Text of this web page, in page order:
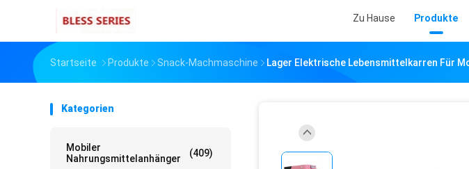
Zu Hause Produkte
Startseite Produkte Snack-Machmaschine Lager Elektrische Lebensmittelkarren Für
Kategorien
Mobiler
Nahrungsmittelanhänger
(409)